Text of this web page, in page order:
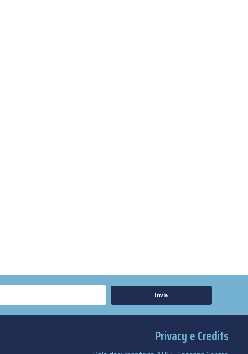
Invia
Privacy e Credits